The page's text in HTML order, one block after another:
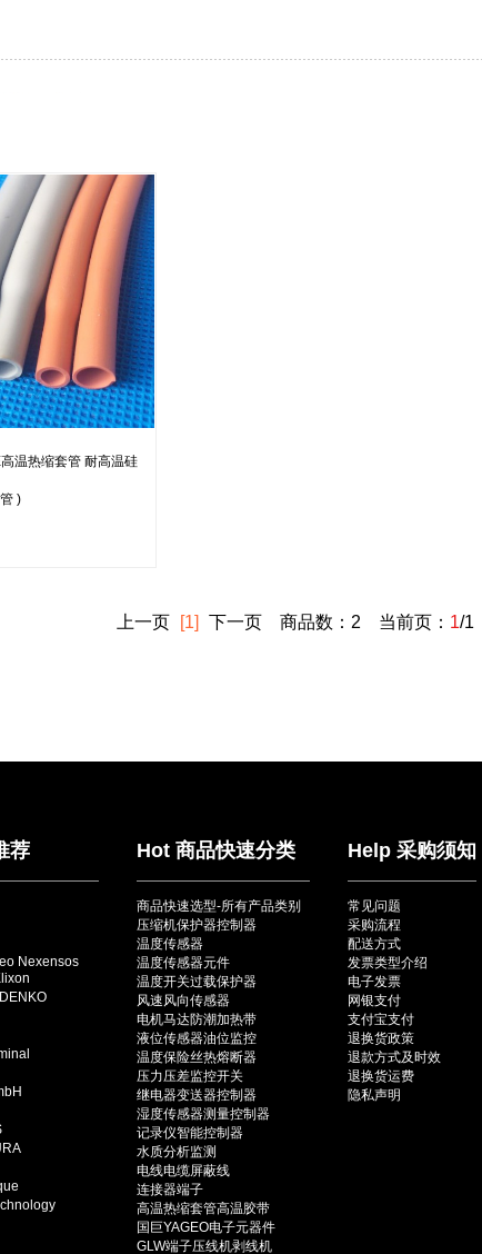
温热缩套管 耐高温硅
)
上一页 [1] 下一页 商品数：2 当前页： 1/1
荐
Nexensos
Hot 商品快速分类
商品快速选型-所有产品类别
压缩机保护器控制器
温度传感器
温度传感器元件
温度开关过载保护器
风速风向传感器
电机马达防潮加热带
液位传感器油位监控
温度保险丝热熔断器
压力压差监控开关
继电器变送器控制器
湿度传感器测量控制器
记录仪智能控制器
水质分析监测
电线电缆屏蔽线
连接器端子
高温热缩套管高温胶带
国巨YAGEO电子元器件
GLW端子压线机剥线机
Help 采购须知
常见问题
采购流程
配送方式
发票类型介绍
电子发票
网银支付
支付宝支付
退换货政策
退款方式及时效
退换货运费
隐私声明